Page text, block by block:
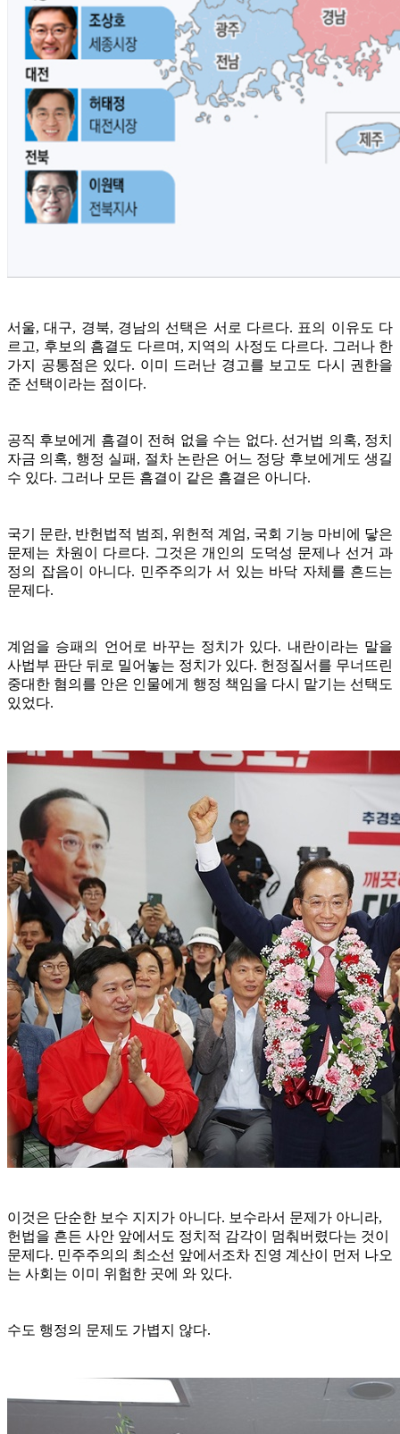
서울, 대구, 경북, 경남의 선택은 서로 다르다. 표의 이유도 다
르고, 후보의 흠결도 다르며, 지역의 사정도 다르다. 그러나 한
가지 공통점은 있다. 이미 드러난 경고를 보고도 다시 권한을
준 선택이라는 점이다.
공직 후보에게 흠결이 전혀 없을 수는 없다. 선거법 의혹, 정치
자금 의혹, 행정 실패, 절차 논란은 어느 정당 후보에게도 생길
수 있다. 그러나 모든 흠결이 같은 흠결은 아니다.
국기 문란, 반헌법적 범죄, 위헌적 계엄, 국회 기능 마비에 닿은
문제는 차원이 다르다. 그것은 개인의 도덕성 문제나 선거 과
정의 잡음이 아니다. 민주주의가 서 있는 바닥 자체를 흔드는
문제다.
계엄을 승패의 언어로 바꾸는 정치가 있다. 내란이라는 말을
사법부 판단 뒤로 밀어놓는 정치가 있다. 헌정질서를 무너뜨린
중대한 혐의를 안은 인물에게 행정 책임을 다시 맡기는 선택도
있었다.
이것은 단순한 보수 지지가 아니다. 보수라서 문제가 아니라,
헌법을 흔든 사안 앞에서도 정치적 감각이 멈춰버렸다는 것이
문제다. 민주주의의 최소선 앞에서조차 진영 계산이 먼저 나오
는 사회는 이미 위험한 곳에 와 있다.
수도 행정의 문제도 가볍지 않다.